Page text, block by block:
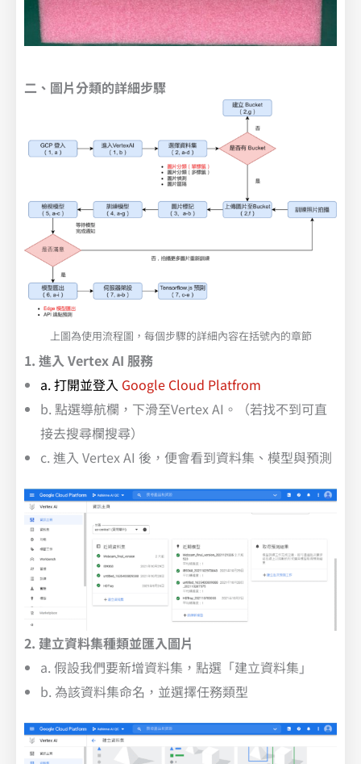
二、圖片分類的詳細步驟
上圖為使用流程圖，每個步驟的詳細內容在括號內的章節
1. 進入 Vertex AI 服務
a. 打開並登入 Google Cloud Platfrom
b. 點選導航欄，下滑至Vertex AI。（若找不到可直
接去搜尋欄搜尋）
c. 進入 Vertex AI 後，便會看到資料集、模型與預測
2. 建立資料集種類並匯入圖片
a. 假設我們要新增資料集，點選「建立資料集」
b. 為該資料集命名，並選擇任務類型